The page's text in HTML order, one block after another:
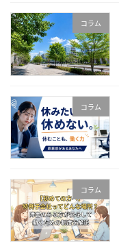
コラム
コラム
コラム